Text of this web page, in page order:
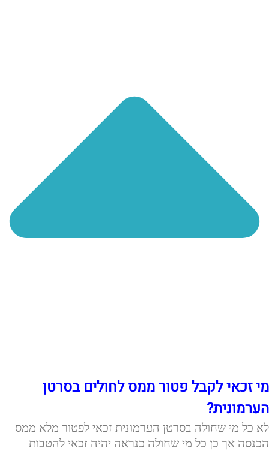
מי זכאי לקבל פטור ממס לחולים בסרטן
הערמונית?
לא כל מי שחולה בסרטן הערמונית זכאי לפטור מלא ממס
הכנסה אך כן כל מי שחולה כנראה יהיה זכאי להטבות